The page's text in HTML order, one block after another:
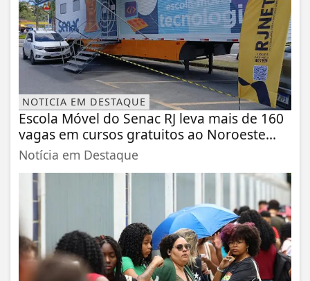
NOTICIA EM DESTAQUE
Escola Móvel do Senac RJ leva mais de 160
vagas em cursos gratuitos ao Noroeste...
Notícia em Destaque